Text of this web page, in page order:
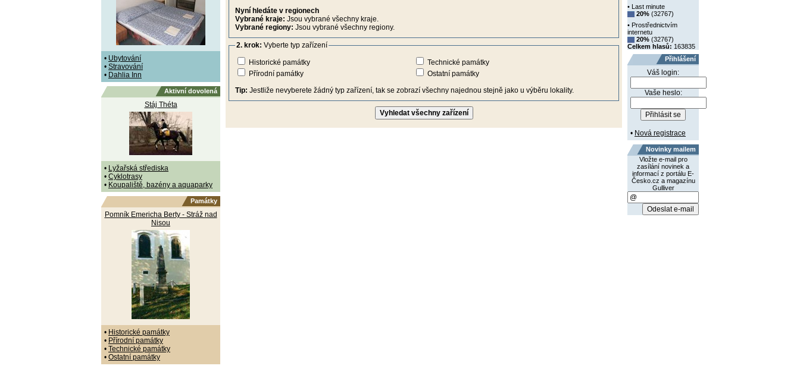
• Ubytování
• Stravování
• Dahlia Inn
Aktivní dovolená
Stáj Théta
• Lyžařská střediska
• Cyklotrasy
• Koupaliště, bazény a aquaparky
Památky
Pomník Emericha Berty - Stráž nad
Nisou
• Historické památky
• Přírodní památky
• Technické památky
• Ostatní památky
Nyní hledáte v regionech
Vybrané kraje: Jsou vybrané všechny kraje.
Vybrané regiony: Jsou vybrané všechny regiony.
2. krok: Vyberte typ zařízení
Historické památky
Přírodní památky
Technické památky
Ostatní památky
Tip: Jestliže nevyberete žádný typ zařízení, tak se zobrazí všechny najednou stejně jako u výběru lokality.
• Last minute
20% (32767)
• Prostřednictvím
internetu
20% (32767)
Celkem hlasů: 163835
Přihlášení
Váš login:
Vaše heslo:
• Nová registrace
Novinky mailem
Vložte e-mail pro
zasílání novinek a
informací z portálu E-
Česko.cz a magazínu
Gulliver